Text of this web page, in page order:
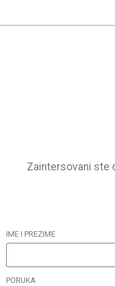
Zaintersovani ste
IME I PREZIME
PORUKA